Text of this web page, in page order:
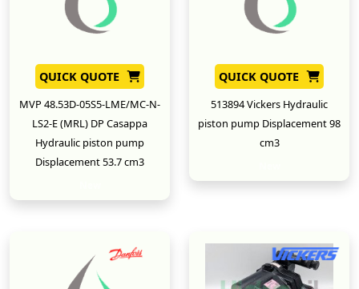
QUICK QUOTE
MVP 48.53D-05S5-LME/MC-N-
LS2-E (MRL) DP Casappa
Hydraulic piston pump
Displacement 53.7 cm3
QUICK QUOTE
513894 Vickers Hydraulic
piston pump Displacement 98
cm3